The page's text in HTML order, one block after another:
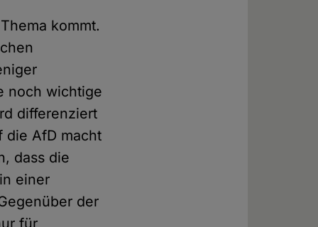
kommt.
noch wichtige
differenziert
die AfD macht
dass die
einer
der
für